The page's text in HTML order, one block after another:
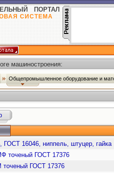
ПОРТАЛ
СИСТЕМА
машиностроения:
Общепромышленное оборудование и
16046, ниппель, штуцер, гайка
точеный ГОСТ 17376
точеный ГОСТ 17376